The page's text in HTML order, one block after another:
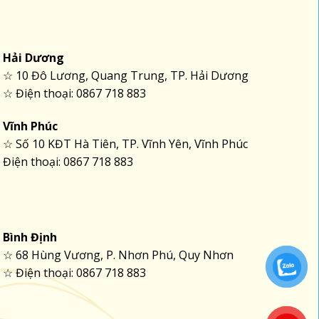
Hải Dương
☆ 10 Đô Lương, Quang Trung, TP. Hải Dương
☆ Điện thoại: 0867 718 883
Vĩnh Phúc
☆ Số 10 KĐT Hà Tiên, TP. Vĩnh Yên, Vĩnh Phúc
Điện thoại: 0867 718 883
Bình Định
☆ 68 Hùng Vương, P. Nhơn Phú, Quy Nhơn
☆ Điện thoại: 0867 718 883